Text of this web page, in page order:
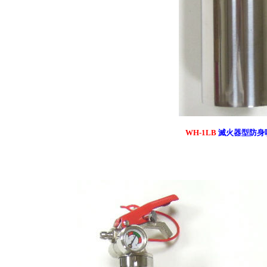
WH-1LB 滅火器型防身